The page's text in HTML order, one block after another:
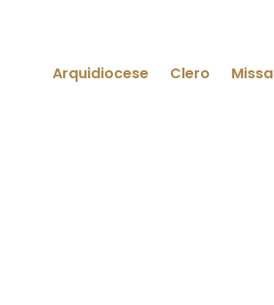
Arquidiocese Clero